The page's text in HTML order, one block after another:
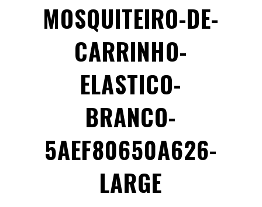
MOSQUITEIRO-DE-
CARRINHO-
ELASTICO-
BRANCO-
5AEF80650A626-
LARGE